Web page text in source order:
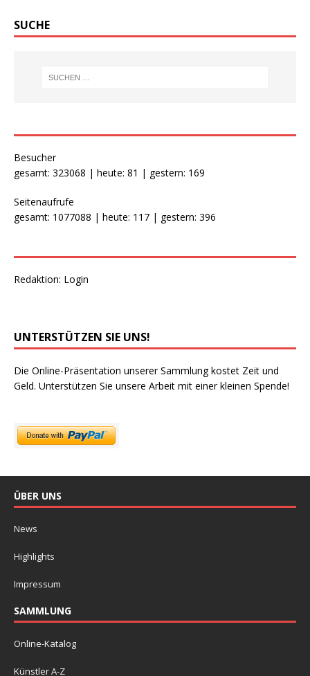
SUCHE
Besucher
gesamt: 323068 | heute: 81 | gestern: 169
Seitenaufrufe
gesamt: 1077088 | heute: 117 | gestern: 396
Redaktion: Login
UNTERSTÜTZEN SIE UNS!
Die Online-Präsentation unserer Sammlung kostet Zeit und
Geld. Unterstützen Sie unsere Arbeit mit einer kleinen Spende!
ÜBER UNS
News
Highlights
Impressum
SAMMLUNG
Online-Katalog
Künstler A-Z